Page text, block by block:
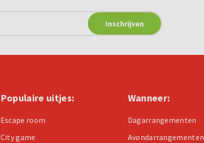
Populaire uitjes:
Escape room
City game
Wanneer:
Dagarrangementen
Avondarrangementen